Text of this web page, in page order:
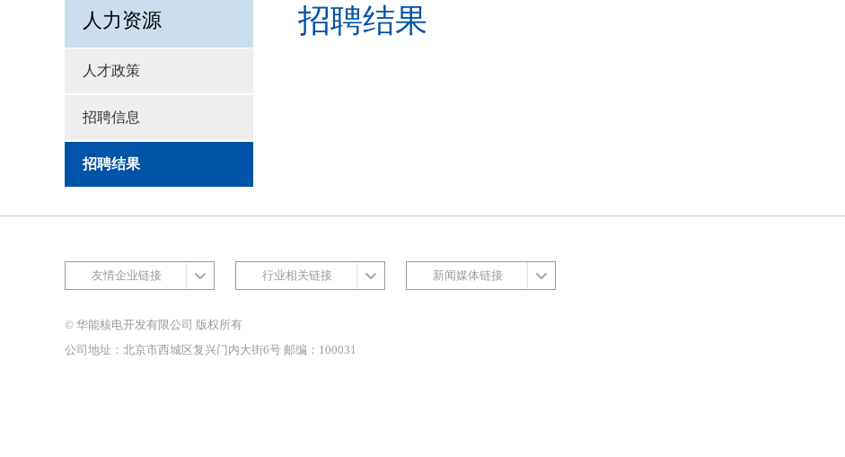
人力资源
人才政策
招聘信息
招聘结果
招聘结果
友情企业链接 行业相关链接 新闻媒体链接
© 华能核电开发有限公司 版权所有
公司地址：北京市西城区复兴门内大街6号 邮编：100031